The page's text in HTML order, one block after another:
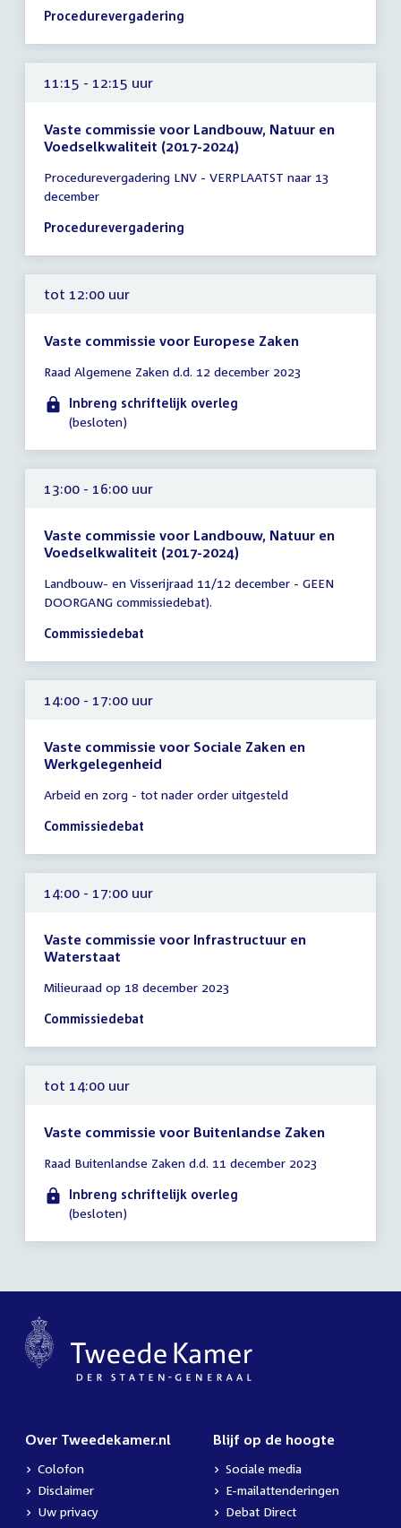
10:15
11:15
uur
Procedurevergadering
11:15 - 12:15 uur
Vaste commissie voor Landbouw, Natuur en
Voedselkwaliteit (2017-2024)
vergadering
11:15
-
uur
Procedurevergadering LNV - VERPLAATST naar 13
december
Procedurevergadering
tot 12:00 uur
Vaste commissie voor Europese Zaken
vergadering
tot
12:00
Raad Algemene Zaken d.d. 12 december 2023
Inbreng schriftelijk overleg
(besloten)
13:00 - 16:00 uur
Vaste commissie voor Landbouw, Natuur en
Voedselkwaliteit (2017-2024)
vergadering
13:00
-
uur
Landbouw- en Visserijraad 11/12 december - GEEN
DOORGANG commissiedebat).
Commissiedebat
14:00 - 17:00 uur
Vaste commissie voor Sociale Zaken en
Werkgelegenheid
vergadering
14:00
17:00
uur
Arbeid en zorg - tot nader order uitgesteld
Commissiedebat
14:00 - 17:00 uur
Vaste commissie voor Infrastructuur en
Waterstaat
vergadering
14:00
17:00
uur
Milieuraad op 18 december 2023
Commissiedebat
tot 14:00 uur
Vaste commissie voor Buitenlandse Zaken
vergadering
tot
14:00
Raad Buitenlandse Zaken d.d. 11 december 2023
Inbreng schriftelijk overleg
(besloten)
Over Tweedekamer.nl
Colofon
Disclaimer
Uw privacy
Blijf op de hoogte
Sociale media
E-mailattenderingen
Debat Direct